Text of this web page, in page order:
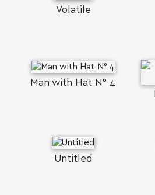
Volatile
Man with Ηat Ν° 4
Untitled